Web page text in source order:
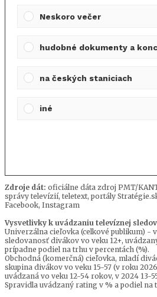
Neskoro večer
hudobné dokumenty a
na českých staniciach
iné
Zdroje dát: oficiálne dáta zdroj PMT/
správy televízií, teletext, portály
Facebook, Instagram
Vysvetlivky k uvádzaniu televíznej
Univerzálna cieľovka (celkové publikum) -
sledovanosť divákov vo veku 12+,
prípadne podiel na trhu v percentách (%).
Obchodná (komerčná) cieľovka, mladí
skupina divákov vo veku 15-57 (v roku
uvádzaná vo veku 12-54 rokov, v 2024 13-
Spravidla uvádzaný rating v % a podiel na